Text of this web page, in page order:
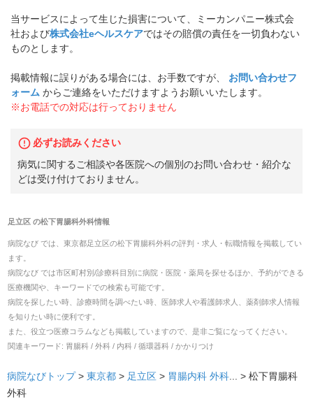
当サービスによって生じた損害について、ミーカンパニー株式会
社および株式会社eヘルスケアではその賠償の責任を一切負わない
ものとします。
掲載情報に誤りがある場合には、お手数ですが、
お問い合わせフ
ォーム からご連絡をいただけますようお願いいたします。
※お電話での対応は行っておりません
必ずお読みください
病気に関するご相談や各医院への個別のお問い合わせ・紹介な
どは受け付けておりません。
足立区の松下胃腸科外科情報
病院なび では、 東京都足立区の松下胃腸科外科の評判・求人・転職情報を掲載してい
ます。
病院なび では市区町村別/診療科目別に病院・医院・薬局を探せるほか、予約ができる
医療機関や、キーワードでの検索も可能です。
病院を探したい時、診療時間を調べたい時、医師求人や看護師求人、薬剤師求人情報
を知りたい時に便利です。
また、役立つ医療コラムなども掲載していますので、是非ご覧になってください。
関連キーワード: 胃腸科 / 外科 / 内科 / 循環器科 / かかりつけ
病院なびトップ > 東京都 > 足立区 > 胃腸内科 外科... > 松下胃腸科
外科